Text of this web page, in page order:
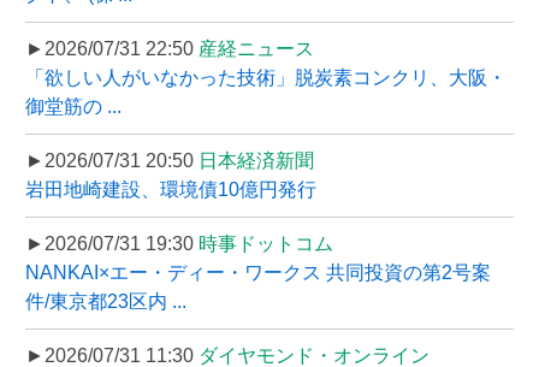
►2026/07/31 22:50 産経ニュース
「欲しい人がいなかった技術」脱炭素コンクリ、大阪・
御堂筋の ...
►2026/07/31 20:50 日本経済新聞
岩田地崎建設、環境債10億円発行
►2026/07/31 19:30 時事ドットコム
NANKAI×エー・ディー・ワークス 共同投資の第2号案
件/東京都23区内 ...
►2026/07/31 11:30 ダイヤモンド・オンライン